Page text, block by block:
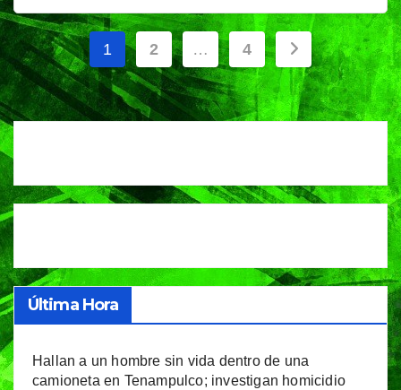
Paginación
de
entradas
1 2 … 4
Última Hora
Hallan a un hombre sin vida dentro de una
camioneta en Tenampulco; investigan homicidio